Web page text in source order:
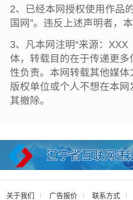
2、已经本网授权使用作品
国网”。违反上述声明者，
3、凡本网注明“来源：
体，转载目的在于传递更
性负责。本网转载其他媒
版权单位或个人不想在本
其撤除。
关于我们 广告报价 联系方式